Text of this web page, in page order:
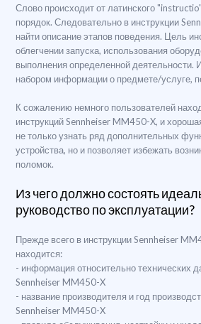
Слово происходит от латинского
порядок. Следовательно в инструкции
найти описание этапов поведения. Цель
облегчении запуска, использования
выполнения определенной деятельности.
набором информации о предмете/услуге,
К сожалению немного пользователей
инструкций Sennheiser MM450-X, и
не только узнать ряд дополнительных
устройства, но и позволяет избежать
поломок.
Из чего должно состоять
руководство по эксплуатации?
Прежде всего в инструкции Sennheiser
находится:
- информация относительно технических
Sennheiser MM450-X
- название производителя и год
Sennheiser MM450-X